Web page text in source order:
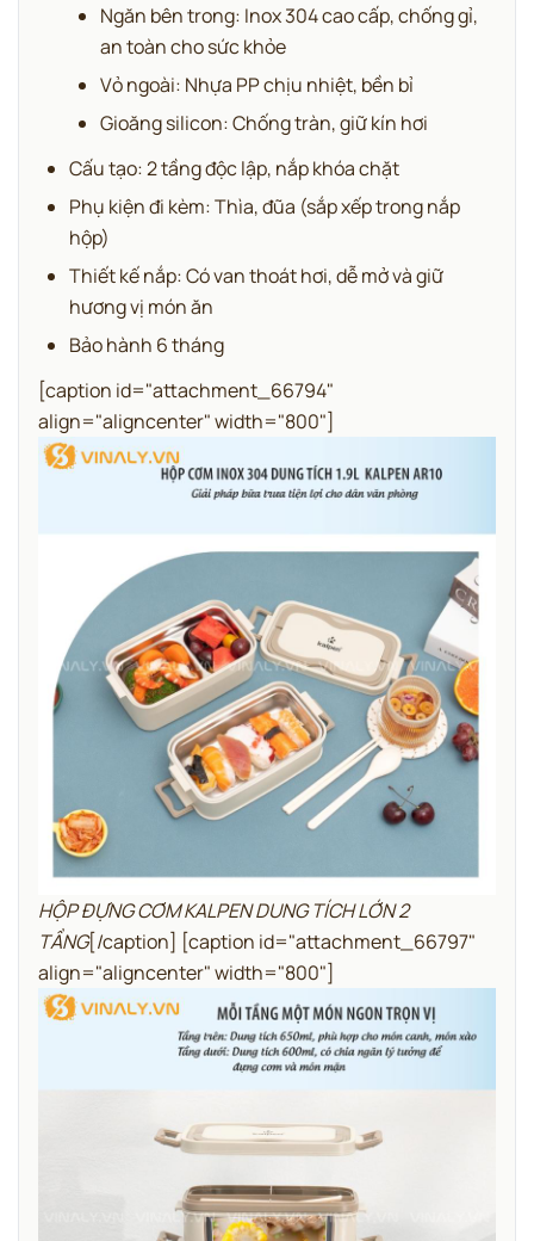
Ngăn bên trong: Inox 304 cao cấp, chống gỉ,
an toàn cho sức khỏe
Vỏ ngoài: Nhựa PP chịu nhiệt, bền bỉ
Gioăng silicon: Chống tràn, giữ kín hơi
Cấu tạo: 2 tầng độc lập, nắp khóa chặt
Phụ kiện đi kèm: Thìa, đũa (sắp xếp trong nắp
hộp)
Thiết kế nắp: Có van thoát hơi, dễ mở và giữ
hương vị món ăn
Bảo hành 6 tháng
[caption id="attachment_66794"
align="aligncenter" width="800"]
HỘP ĐỰNG CƠM KALPEN DUNG TÍCH LỚN 2
TẦNG[/caption] [caption id="attachment_66797"
align="aligncenter" width="800"]